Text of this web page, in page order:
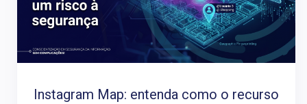
Instagram Map: entenda como o recurso